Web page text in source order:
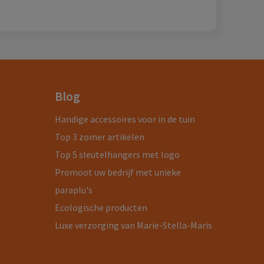
Blog
Handige accessoires voor in de tuin
Top 3 zomer artikelen
Top 5 sleutelhangers met logo
Promoot uw bedrijf met unieke
paraplu's
Ecologische producten
Luxe verzorging van Marie-Stella-Maris